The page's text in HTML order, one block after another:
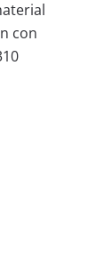
con